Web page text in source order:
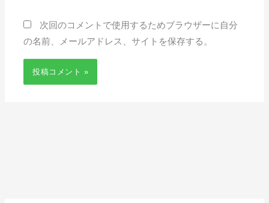
次回のコメントで使用するためブラウザーに自分
の名前、メールアドレス、サイトを保存する。